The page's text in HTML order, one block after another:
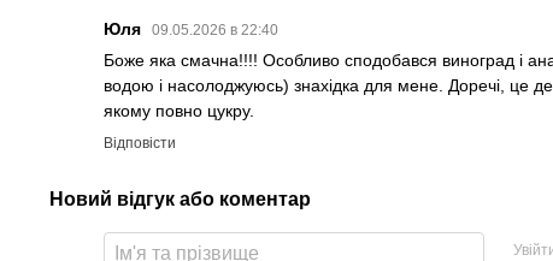
Юля 09.05.2026 в 22:40
Боже яка смачна!!!! Особливо сподобався виноград і
водою і насолоджуюсь) знахідка для мене. Доречі, це
якому повно цукру.
Відповісти
Новий відгук або коментар